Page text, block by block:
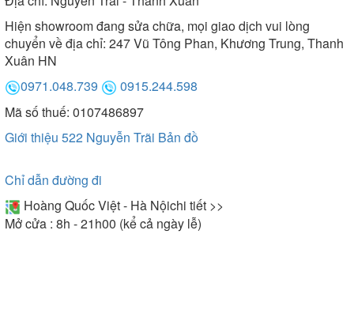
Hiện showroom đang sửa chữa, mọi giao dịch vui lòng
chuyển về địa chỉ: 247 Vũ Tông Phan, Khương Trung, Thanh
Xuân HN
0971.048.739
0915.244.598
Mã số thuế: 0107486897
Giới thiệu 522 Nguyễn Trãi Bản đồ
Chỉ dẫn đường đi
Hoàng Quốc Việt - Hà Nộichi tiết >>
Mở cửa : 8h - 21h00 (kể cả ngày lễ)